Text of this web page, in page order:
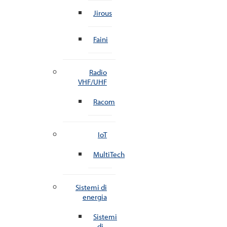
Jirous
Faini
Radio
VHF/UHF
Racom
IoT
MultiTech
Sistemi di
energia
Sistemi